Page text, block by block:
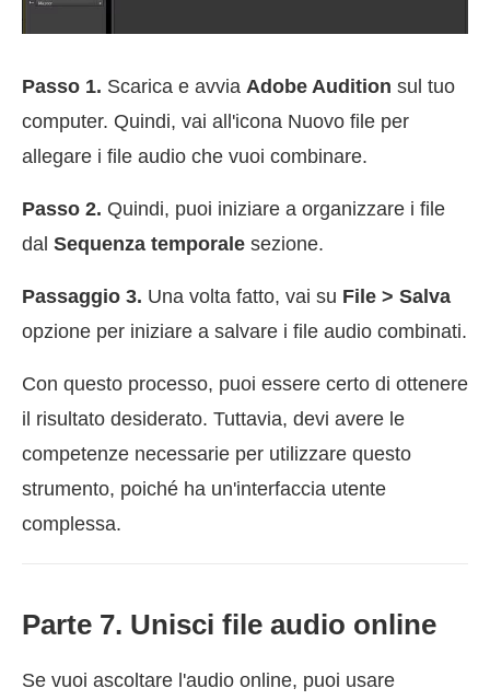
Passo 1. Scarica e avvia Adobe Audition sul tuo
computer. Quindi, vai all'icona Nuovo file per
allegare i file audio che vuoi combinare.
Passo 2. Quindi, puoi iniziare a organizzare i file
dal Sequenza temporale sezione.
Passaggio 3. Una volta fatto, vai su File > Salva
opzione per iniziare a salvare i file audio combinati.
Con questo processo, puoi essere certo di ottenere
il risultato desiderato. Tuttavia, devi avere le
competenze necessarie per utilizzare questo
strumento, poiché ha un'interfaccia utente
complessa.
Parte 7. Unisci file audio online
Se vuoi ascoltare l'audio online, puoi usare